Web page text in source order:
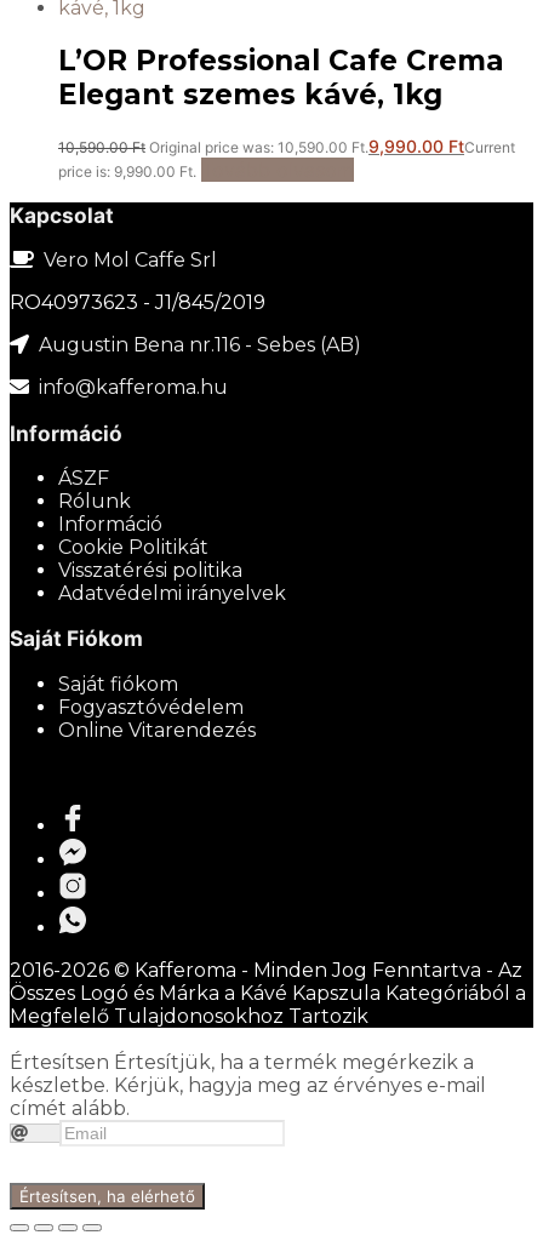
L’OR Professional Cafe Crema
Elegant szemes kávé, 1kg
10,590.00Ft Original price was: 10,590.00 Ft.9,990.00 FtCurrent
price is: 9,990.00 Ft.
Kapcsolat
Vero Mol Caffe Srl
RO40973623 - J1/845/2019
Augustin Bena nr.116 - Sebes (AB)
info@kafferoma.hu
Információ
ÁSZF
Rólunk
Információ
Cookie Politikát
Visszatérési politika
Adatvédelmi irányelvek
Saját Fiókom
Saját fiókom
Fogyasztóvédelem
Online Vitarendezés
2016-2026 © Kafferoma - Minden Jog Fenntartva - Az
Összes Logó és Márka a Kávé Kapszula Kategóriából a
Megfelelő Tulajdonosokhoz Tartozik
Értesítsen Értesítjük, ha a termék megérkezik a
készletbe. Kérjük, hagyja meg az érvényes e-mail
címét alább.
Értesítsen, ha elérhető